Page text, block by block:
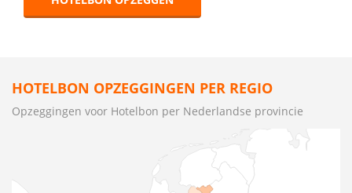
HOTELBON OPZEGGINGEN PER REGIO
Opzeggingen voor Hotelbon per Nederlandse provincie